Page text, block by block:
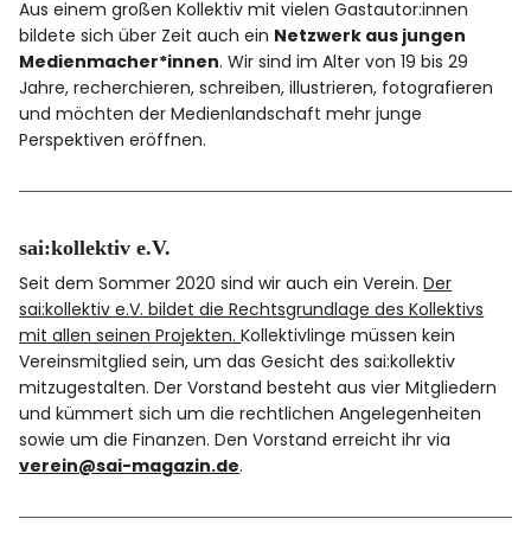
Aus einem großen Kollektiv mit vielen Gastautor:innen
bildete sich über Zeit auch ein Netzwerk aus jungen
Medienmacher*innen. Wir sind im Alter von 19 bis 29
Jahre, recherchieren, schreiben, illustrieren, fotografieren
und möchten der Medienlandschaft mehr junge
Perspektiven eröffnen.
sai:kollektiv e.V.
Seit dem Sommer 2020 sind wir auch ein Verein.Der
sai:kollektiv e.V. bildet die Rechtsgrundlage des Kollektivs
mit allen seinen Projekten.Kollektivlinge müssen kein
Vereinsmitglied sein, um das Gesicht des sai:kollektiv
mitzugestalten. Der Vorstand besteht aus vier Mitgliedern
und kümmert sich um die rechtlichen Angelegenheiten
sowie um die Finanzen. Den Vorstand erreicht ihr via
verein@sai-magazin.de.